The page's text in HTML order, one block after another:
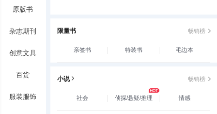
原版书
杂志期刊
创意文具
百货
服装服饰
限量书 畅销榜
亲签书 特装书 毛边本
小说 畅销榜
社会 侦探/悬疑/推理 情感